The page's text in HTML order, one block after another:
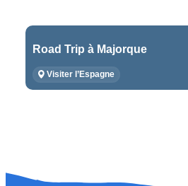
Road Trip à Majorque
Visiter l’Espagne